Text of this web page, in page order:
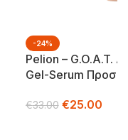
-24%
Pelion – G.o.a.t.
Gel-Serum
€33.00 €25.00